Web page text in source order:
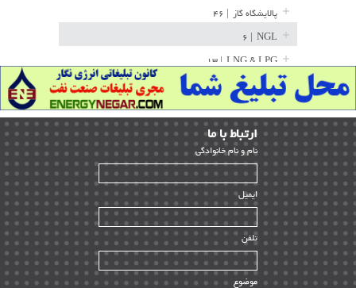
پالایشگاه گاز
NGL
LNG & LPG | ۱۳
خط لوله | ۳۶
مخازن ذخیره | ۱۵
پتروشیمی | ۱۴
بازرسی و QC | ۱۵
HSE | ۳۹
ساخت و نصب | ۱۲
راه اندازی | ۹
سازندگان و تامین کنندگان | ۱۰
تامین مالی و سرمایه گذاری | ۳۲
ارﺗﺒﺎط ﺑﺎ ما
ﻧﺎم و ﻧﺎم ﺧﺎﻧﻮادﮔﻰ
ایمیل
تلفن
موضوع